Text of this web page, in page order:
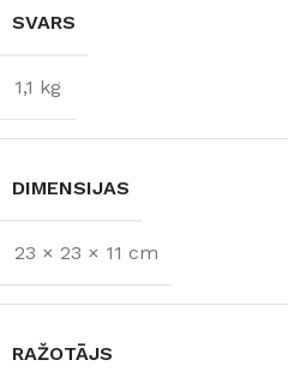
SVARS
1,1 kg
DIMENSIJAS
23 × 23 × 11 cm
RAŽOTĀJS